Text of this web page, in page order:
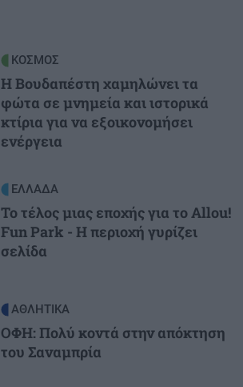
ΚΟΣΜΟΣ
Η Βουδαπέστη χαμηλώνει τα
φώτα σε μνημεία και ιστορικά
κτίρια για να εξοικονομήσει
ενέργεια
ΕΛΛΑΔΑ
Το τέλος μιας εποχής για το Allou!
Fun Park - Η περιοχή γυρίζει
σελίδα
ΑΘΛΗΤΙΚΑ
ΟΦΗ: Πολύ κοντά στην απόκτηση
του Σαναμπρία